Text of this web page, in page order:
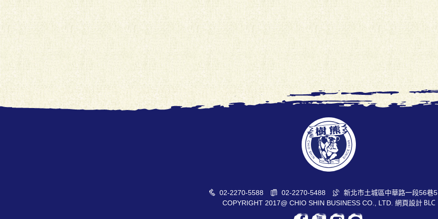
02-2270-5588 02-2270-5488
新北市土城區中華路一段56巷
COPYRIGHT 2017@ CHIO SHIN BUSINESS CO., LTD. 網頁設計